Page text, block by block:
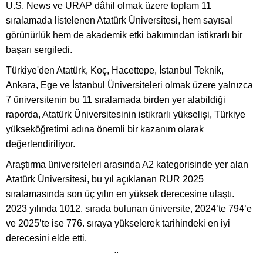
U.S. News ve URAP dâhil olmak üzere toplam 11
sıralamada listelenen Atatürk Üniversitesi, hem sayısal
görünürlük hem de akademik etki bakımından istikrarlı bir
başarı sergiledi.
Türkiye'den Atatürk, Koç, Hacettepe, İstanbul Teknik,
Ankara, Ege ve İstanbul Üniversiteleri olmak üzere yalnızca
7 üniversitenin bu 11 sıralamada birden yer alabildiği
raporda, Atatürk Üniversitesinin istikrarlı yükselişi, Türkiye
yükseköğretimi adına önemli bir kazanım olarak
değerlendiriliyor.
Araştırma üniversiteleri arasında A2 kategorisinde yer alan
Atatürk Üniversitesi, bu yıl açıklanan RUR 2025
sıralamasında son üç yılın en yüksek derecesine ulaştı.
2023 yılında 1012. sırada bulunan üniversite, 2024’te 794’e
ve 2025’te ise 776. sıraya yükselerek tarihindeki en iyi
derecesini elde etti.